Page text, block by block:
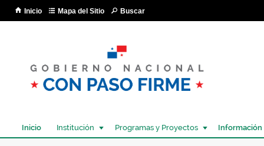
Inicio Mapa del Sitio Buscar
Inicio Institución Programas y Proyectos Información